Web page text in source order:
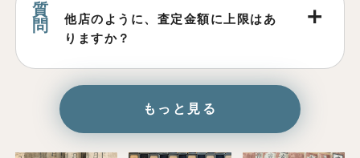
他店のように、査定金額に上限はあ
りますか？
もっと見る